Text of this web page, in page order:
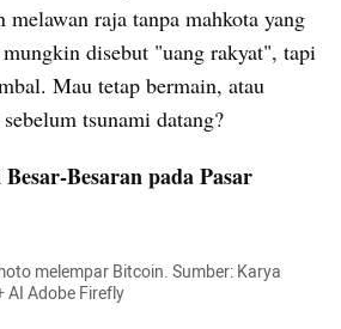
raja tanpa mahkota yang
disebut "uang rakyat", tapi
Mau tetap bermain, atau
tsunami datang?
Besaran pada Pasar
melempar Bitcoin. Sumber: Karya
AI Adobe Firefly